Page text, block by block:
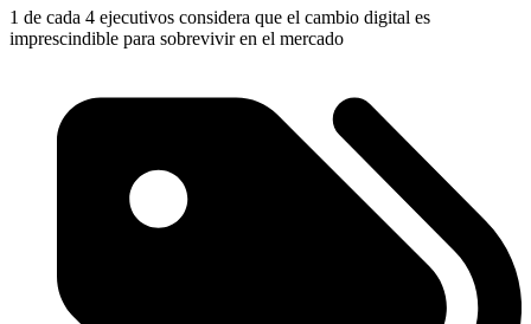
1 de cada 4 ejecutivos considera que el cambio digital es
imprescindible para sobrevivir en el mercado